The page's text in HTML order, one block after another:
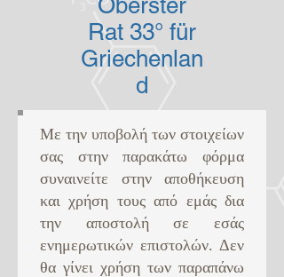
Rat 33° für
Griechenlan
d
Με την υποβολή των στοιχείων
σας στην παρακάτω φόρμα
συναινείτε στην αποθήκευση
και χρήση τους από εμάς δια
την αποστολή σε εσάς
ενημερωτικών επιστολών. Δεν
θα γίνει χρήση των παραπάνω